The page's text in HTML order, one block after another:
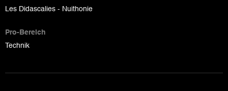
Les Didascalies - Nuithonie
Pro-Bereich
Technik